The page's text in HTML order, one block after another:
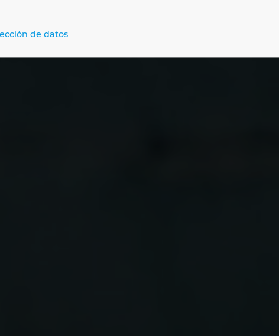
de datos
desde el inicio